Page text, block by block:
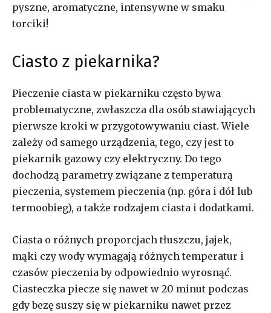
pyszne, aromatyczne, intensywne w smaku
torciki!
Ciasto z piekarnika?
Pieczenie ciasta w piekarniku często bywa
problematyczne, zwłaszcza dla osób stawiających
pierwsze kroki w przygotowywaniu ciast. Wiele
zależy od samego urządzenia, tego, czy jest to
piekarnik gazowy czy elektryczny. Do tego
dochodzą parametry związane z temperaturą
pieczenia, systemem pieczenia (np. góra i dół lub
termoobieg), a także rodzajem ciasta i dodatkami.
Ciasta o różnych proporcjach tłuszczu, jajek,
mąki czy wody wymagają różnych temperatur i
czasów pieczenia by odpowiednio wyrosnąć.
Ciasteczka piecze się nawet w 20 minut podczas
gdy bezę suszy się w piekarniku nawet przez